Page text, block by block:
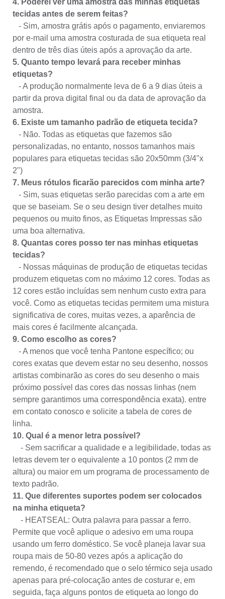
tecidas antes de serem feitas?
- Sim, amostra grátis após o pagamento, enviaremos
por e-mail uma amostra costurada de sua etiqueta real
dentro de três dias úteis após a aprovação da arte.
5. Quanto tempo levará para receber minhas
etiquetas?
- A produção normalmente leva de 6 a 9 dias úteis a
partir da prova digital final ou da data de aprovação da
amostra.
6. Existe um tamanho padrão de etiqueta tecida?
- Não. Todas as etiquetas que fazemos são
personalizadas, no entanto, nossos tamanhos mais
populares para etiquetas tecidas são 20x50mm (3/4"x
2")
7. Meus rótulos ficarão parecidos com minha arte?
- Sim, suas etiquetas serão parecidas com a arte em
que se baseiam. Se o seu design tiver detalhes muito
pequenos ou muito finos, as Etiquetas Impressas são
uma boa alternativa.
8. Quantas cores posso ter nas minhas etiquetas
tecidas?
- Nossas máquinas de produção de etiquetas tecidas
produzem etiquetas com no máximo 12 cores. Todas as
12 cores estão incluídas sem nenhum custo extra para
você. Como as etiquetas tecidas permitem uma mistura
significativa de cores, muitas vezes, a aparência de
mais cores é facilmente alcançada.
9. Como escolho as cores?
- A menos que você tenha Pantone específico; ou
cores exatas que devem estar no seu desenho, nossos
artistas combinarão as cores do seu desenho o mais
próximo possível das cores das nossas linhas (nem
sempre garantimos uma correspondência exata). entre
em contato conosco e solicite a tabela de cores de
linha.
10. Qual é a menor letra possível?
- Sem sacrificar a qualidade e a legibilidade, todas as
letras devem ter o equivalente a 10 pontos (2 mm de
altura) ou maior em um programa de processamento de
texto padrão.
11. Que diferentes suportes podem ser colocados
na minha etiqueta?
- HEATSEAL: Outra palavra para passar a ferro.
Permite que você aplique o adesivo em uma roupa
usando um ferro doméstico. Se você planeja lavar sua
roupa mais de 50-80 vezes após a aplicação do
remendo, é recomendado que o selo térmico seja usado
apenas para pré-colocação antes de costurar e, em
seguida, faça alguns pontos de etiqueta ao longo do